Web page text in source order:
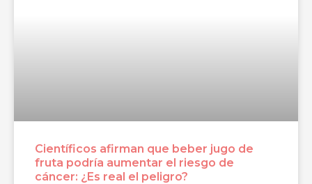
Científicos afirman que beber jugo de
fruta podría aumentar el riesgo de
cáncer: ¿Es real el peligro?